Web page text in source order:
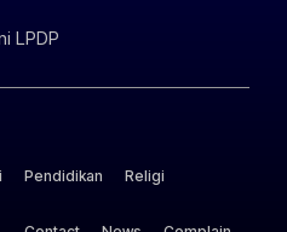
LPDP
Pendidikan Religi